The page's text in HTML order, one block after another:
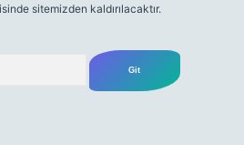
sitemizden kaldırılacaktır.